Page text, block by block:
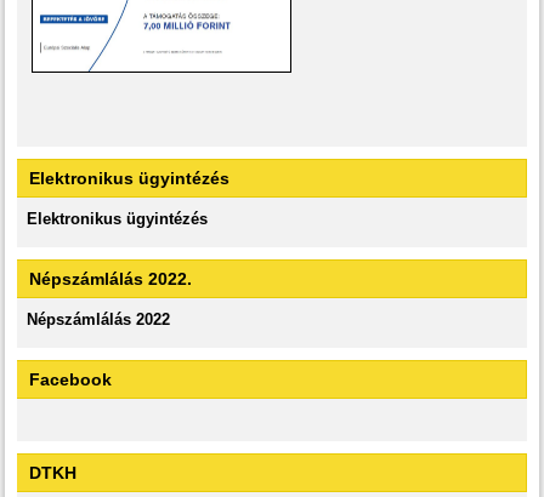
Elektronikus ügyintézés
Elektronikus ügyintézés
Népszámlálás 2022.
Népszámlálás 2022
Facebook
DTKH